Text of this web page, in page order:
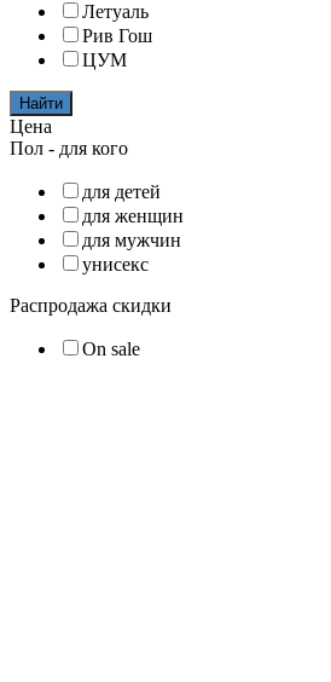
Летуаль
Рив Гош
ЦУМ
Найти
Цена
Пол - для кого
для детей
для женщин
для мужчин
унисекс
Распродажа скидки
On sale